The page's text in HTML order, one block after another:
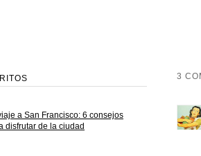
3
a San Francisco: 6 consejos
disfrutar de la ciudad